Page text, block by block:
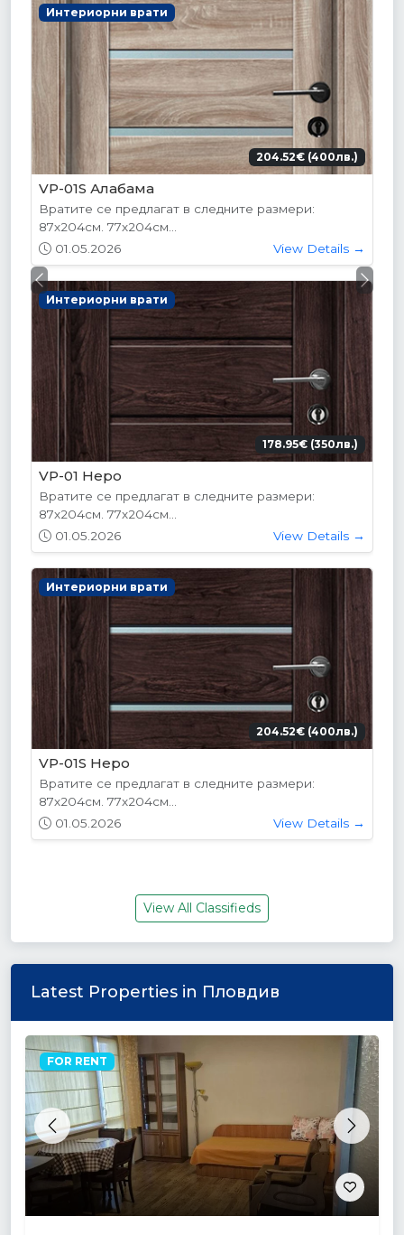
Интериорни врати
204.52€ (400лв.)
VP-01S Алабама
Вратите се предлагат в следните размери:
87х204см. 77х204см...
01.05.2026
View Details →
Интериорни врати
178.95€ (350лв.)
VP-01 Hepo
Вратите се предлагат в следните размери:
87х204см. 77х204см...
01.05.2026
View Details →
Интериорни врати
204.52€ (400лв.)
VP-01S Hepo
Вратите се предлагат в следните размери:
87х204см. 77х204см...
01.05.2026
View Details →
Previous Next
View All Classifieds
Latest Properties in Пловдив
Previous Next
FOR RENT